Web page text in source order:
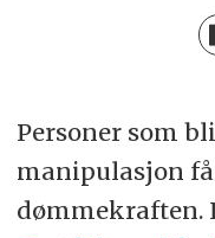
Personer som
manipulasjon
dømmekraften.